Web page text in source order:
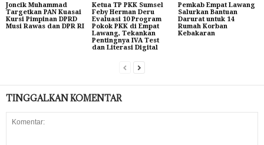
Joncik Muhammad
Targetkan PAN Kuasai
Kursi Pimpinan DPRD
Musi Rawas dan DPR RI
Ketua TP PKK Sumsel
Feby Herman Deru
Evaluasi 10 Program
Pokok PKK di Empat
Lawang, Tekankan
Pentingnya IVA Test
dan Literasi Digital
Pemkab Empat Lawang
Salurkan Bantuan
Darurat untuk 14
Rumah Korban
Kebakaran
TINGGALKAN KOMENTAR